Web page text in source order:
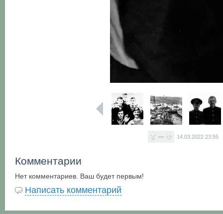
— 14.03.2022 23:55
Комментарии
Нет комментариев. Ваш будет первым!
Написать комментарий